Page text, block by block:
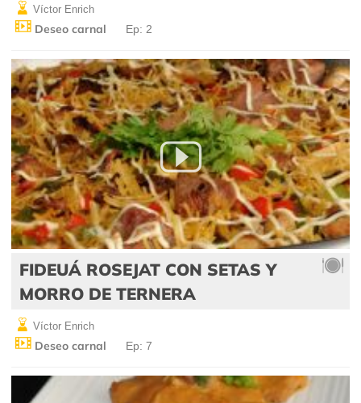
Víctor Enrich
Deseo carnal Ep: 2
FIDEUÁ ROSEJAT CON SETAS Y
MORRO DE TERNERA
Víctor Enrich
Deseo carnal Ep: 7